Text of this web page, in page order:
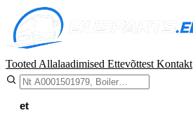
Tooted Allalaadimised Ettevõttest Kontakt
et